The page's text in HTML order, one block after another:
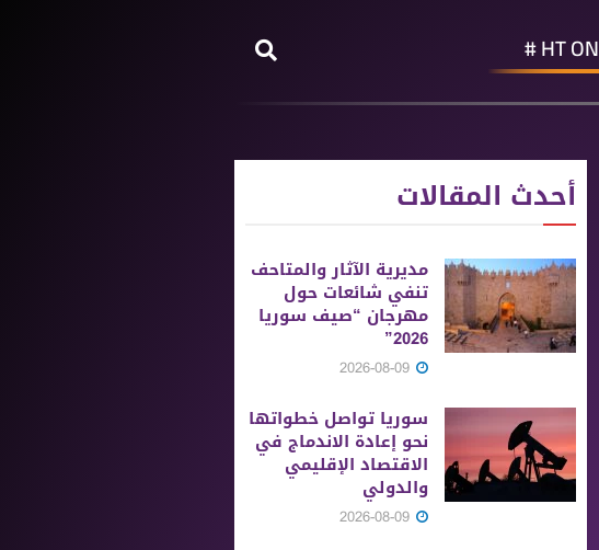
HT ON #
أحدث المقالات
مديرية الآثار والمتاحف
تنفي شائعات حول
مهرجان “صيف سوريا
2026”
سوريا تواصل خطواتها
نحو إعادة الاندماج في
الاقتصاد الإقليمي
والدولي